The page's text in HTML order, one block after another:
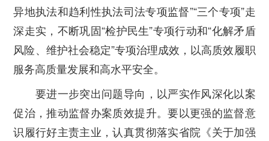
异地执法和趋利性执法司法专项监督”“三个专项”走
深走实，不断巩固“检护民生”专项行动和“化解矛盾
风险、维护社会稳定”专项治理成效，以高质效履职
服务高质量发展和高水平安全。
要进一步突出问题导向，以严实作风深化以案
促治，推动监督办案质效提升。要以更强的监督意
识履行好主责主业，认真贯彻落实省院《关于加强